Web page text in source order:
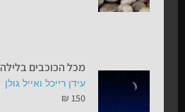
מכל הכוכבים בלילה
עידן רייכל ואייל גולן
₪ 150